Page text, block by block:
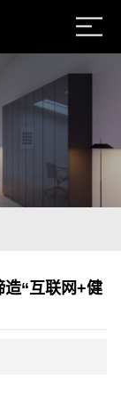
“互联网+健